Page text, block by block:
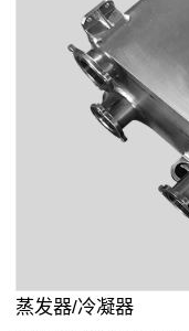
蒸发器/冷凝器